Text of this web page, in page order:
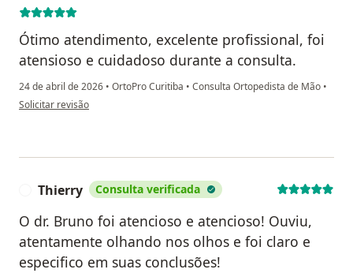
Ótimo atendimento, excelente profissional, foi
atensioso e cuidadoso durante a consulta.
24 de abril de 2026 • OrtoPro Curitiba • Consulta Ortopedista de Mão •
na opinião do utilizador Maria Clara Bueno
Solicitar revisão
Thierry Consulta verificada
O dr. Bruno foi atencioso e atencioso! Ouviu,
atentamente olhando nos olhos e foi claro e
especifico em suas conclusões!